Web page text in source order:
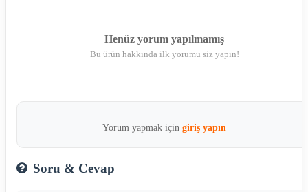
Henüz yorum yapılmamış
Bu ürün hakkında ilk yorumu siz yapın!
Yorum yapmak için giriş yapın
Soru & Cevap